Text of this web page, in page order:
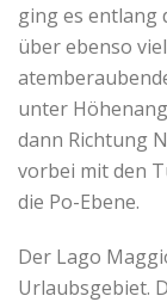
ging es entlang
über ebenso
unter
dann Richtung
vorbei mit den
die Po-Ebene.
Der Lago
Urlaubsgebiet.